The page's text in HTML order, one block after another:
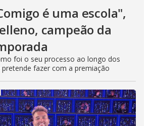
é uma escola",
campeão da
foi o seu processo ao longo dos
fazer com a premiação